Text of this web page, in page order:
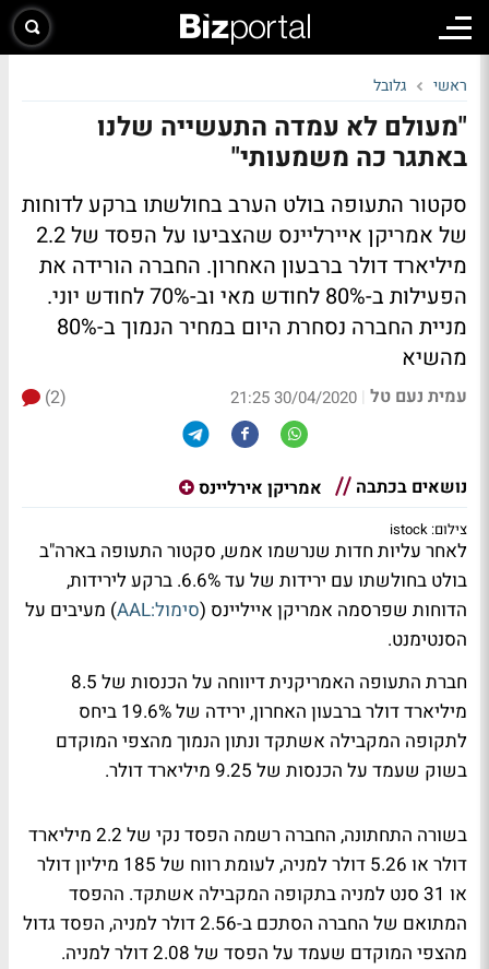
ראשי גלובל
"מעולם לא עמדה התעשייה שלנו
באתגר כה משמעותי"
סקטור התעופה בולט הערב בחולשתו ברקע לדוחות
של אמריקן איירליינס שהצביעו על הפסד של 2.2
מיליארד דולר ברבעון האחרון. החברה הורידה את
הפעילות ב-80% לחודש מאי וב-70% לחודש יוני.
מניית החברה נסחרת היום במחיר הנמוך ב-80%
מהשיא
עמית נעם טל |
30/04/2020 21:25
(2)
נושאים בכתבה אמריקן אירליינס
צילום: istock
לאחר עליות חדות שנרשמו אמש, סקטור התעופה בארה"ב
בולט בחולשתו עם ירידות של עד 6.6%. ברקע לירידות,
הדוחות שפרסמה אמריקן אייליינס (סימול:AAL
) מעיבים על
הסנטימנט.
חברת התעופה האמריקנית דיווחה על הכנסות של 8.5
מיליארד דולר ברבעון האחרון, ירידה של 19.6% ביחס
לתקופה המקבילה אשתקד ונתון הנמוך מהצפי המוקדם
בשוק שעמד על הכנסות של 9.25 מיליארד דולר.
בשורה התחתונה, החברה רשמה הפסד נקי של 2.2 מיליארד
דולר או 5.26 דולר למניה, לעומת רווח של 185 מיליון דולר
או 31 סנט למניה בתקופה המקבילה אשתקד. ההפסד
המתואם של החברה הסתכם ב-2.56 דולר למניה, הפסד גדול
מהצפי המוקדם שעמד על הפסד של 2.08 דולר למניה.